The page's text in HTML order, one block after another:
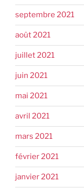
septembre 2021
août 2021
juillet 2021
juin 2021
mai 2021
avril 2021
mars 2021
février 2021
janvier 2021